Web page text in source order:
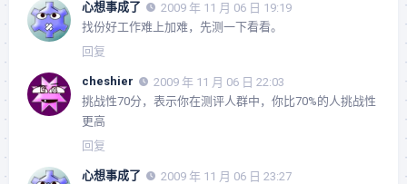
心想事成了
2009 年 11 月 06 日 19:19
找份好工作难上加难，先测一下看看。
回复
cheshier
2009 年 11 月 06 日 22:03
挑战性70分，表示你在测评人群中，你比70%的人挑战性
更高
回复
心想事成了
2009 年 11 月 06 日 23:27